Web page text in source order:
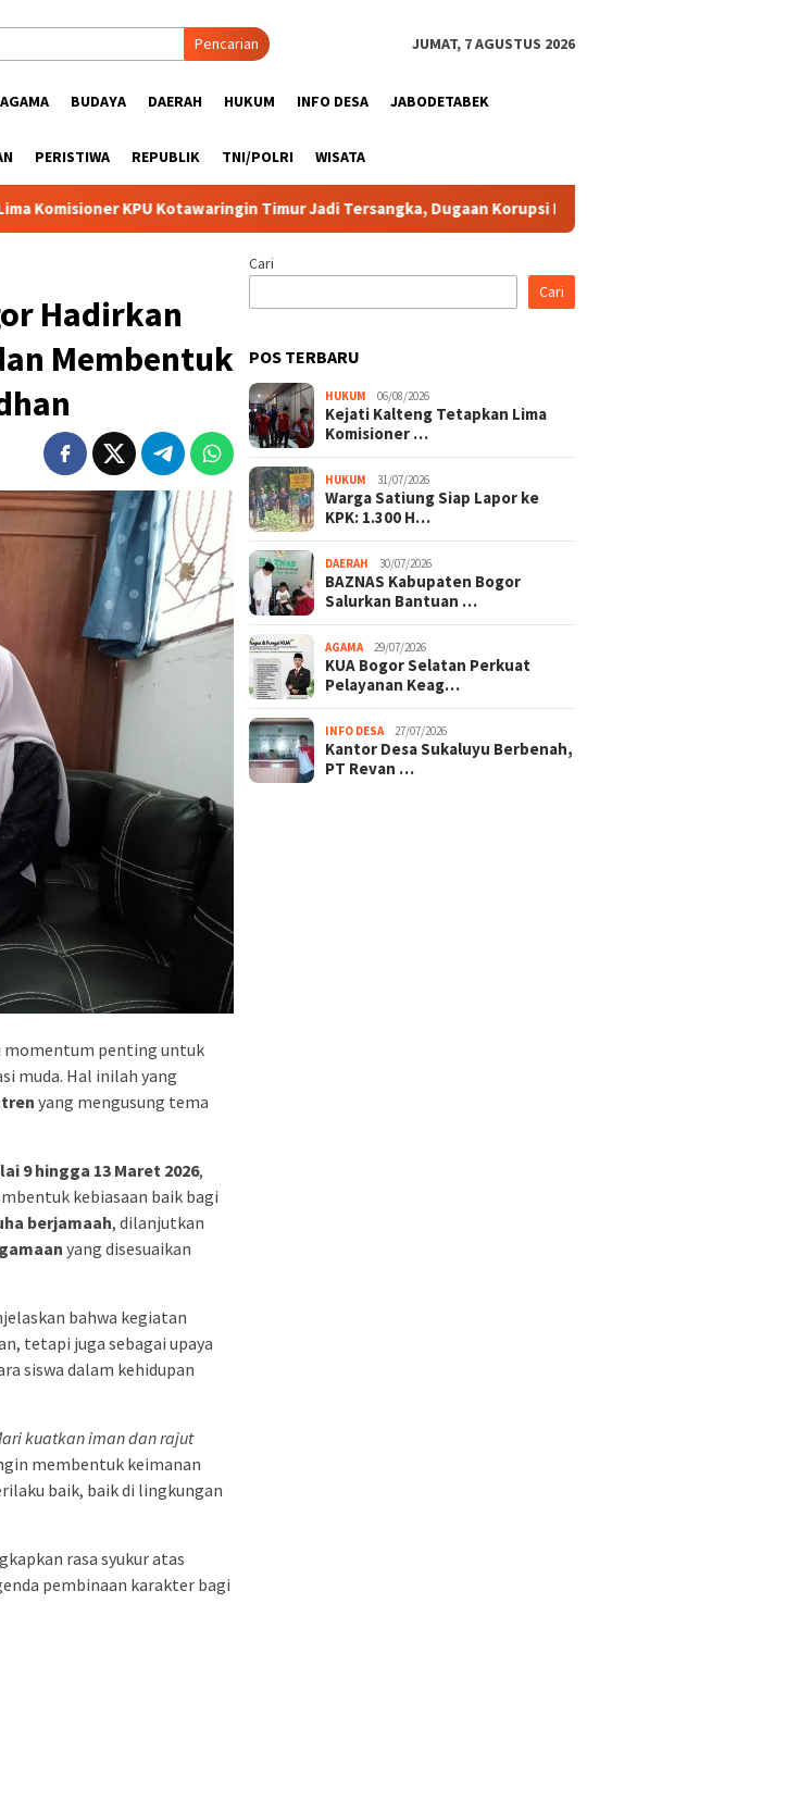
Pencarian JUMAT, 7 AGUSTUS 2026
AGAMA BUDAYA DAERAH HUKUM INFO DESA JABODETABEK
PERISTIWA REPUBLIK TNI/POLRI WISATA
Kotawaringin Timur Jadi Tersangka, Dugaan Korupsi Dana Hibah Pilkada Rugikan Negara Sekitar Rp10
Hadirkan
Membentuk
momentum penting untuk
muda. Hal inilah yang
yang mengusung tema
9 hingga 13 Maret 2026,
kebiasaan baik bagi
berjamaah, dilanjutkan
yang disesuaikan
bahwa kegiatan
tetapi juga sebagai upaya
siswa dalam kehidupan
kuatkan iman dan rajut
membentuk keimanan
baik, baik di lingkungan
rasa syukur atas
pembinaan karakter bagi
Cari
Cari
POS TERBARU
HUKUM 06/08/2026
Kejati Kalteng Tetapkan Lima
Komisioner …
HUKUM 31/07/2026
Warga Satiung Siap Lapor ke
KPK: 1.300 H…
DAERAH 30/07/2026
BAZNAS Kabupaten Bogor
Salurkan Bantuan …
AGAMA 29/07/2026
KUA Bogor Selatan Perkuat
Pelayanan Keag…
INFO DESA 27/07/2026
Kantor Desa Sukaluyu Berbenah,
PT Revan …